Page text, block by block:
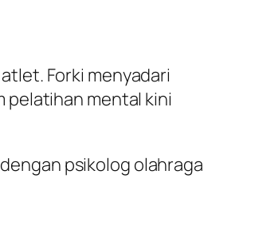
Forki menyadari
pelatihan mental kini
psikolog olahraga